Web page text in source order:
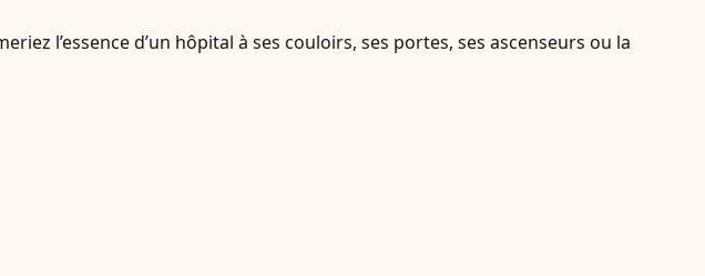
l’essence d’un hôpital à ses couloirs, ses portes, ses ascenseurs ou la